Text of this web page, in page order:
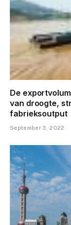
De
van droogte,
fabrieksoutput
September 3, 2022